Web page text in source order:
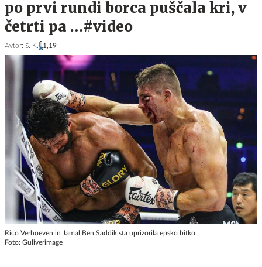
po prvi rundi borca puščala kri, v
četrti pa …#video
Avtor: S. K. 1,19
Rico Verhoeven in Jamal Ben Saddik sta uprizorila epsko bitko.
Foto: Guliverimage